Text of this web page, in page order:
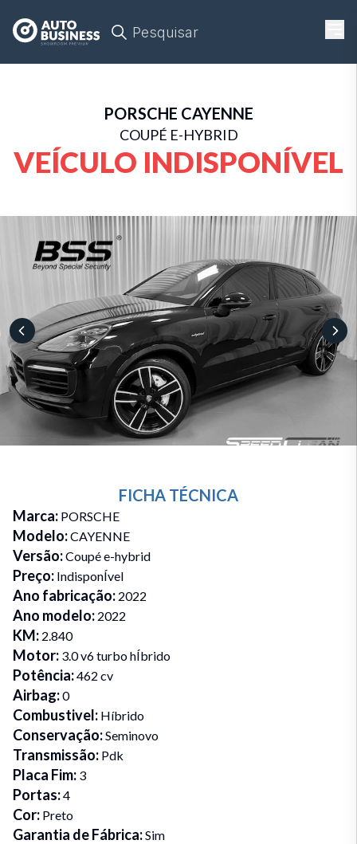
Pesquisar
PORSCHE CAYENNE
COUPÉ E-HYBRID
VEÍCULO INDISPONÍVEL
FICHA TÉCNICA
Marca: PORSCHE
Modelo:CAYENNE
Versão:Coupé e-hybrid
Preço: IndisponÍvel
Ano fabricação: 2022
Ano modelo: 2022
KM: 2.840
Motor: 3.0 v6 turbo hÍbrido
Potência:462 cv
Airbag:0
Combustivel: Híbrido
Conservação:Seminovo
Transmissão: Pdk
Placa Fim: 3
Portas:4
Cor: Preto
Garantia de Fábrica:Sim